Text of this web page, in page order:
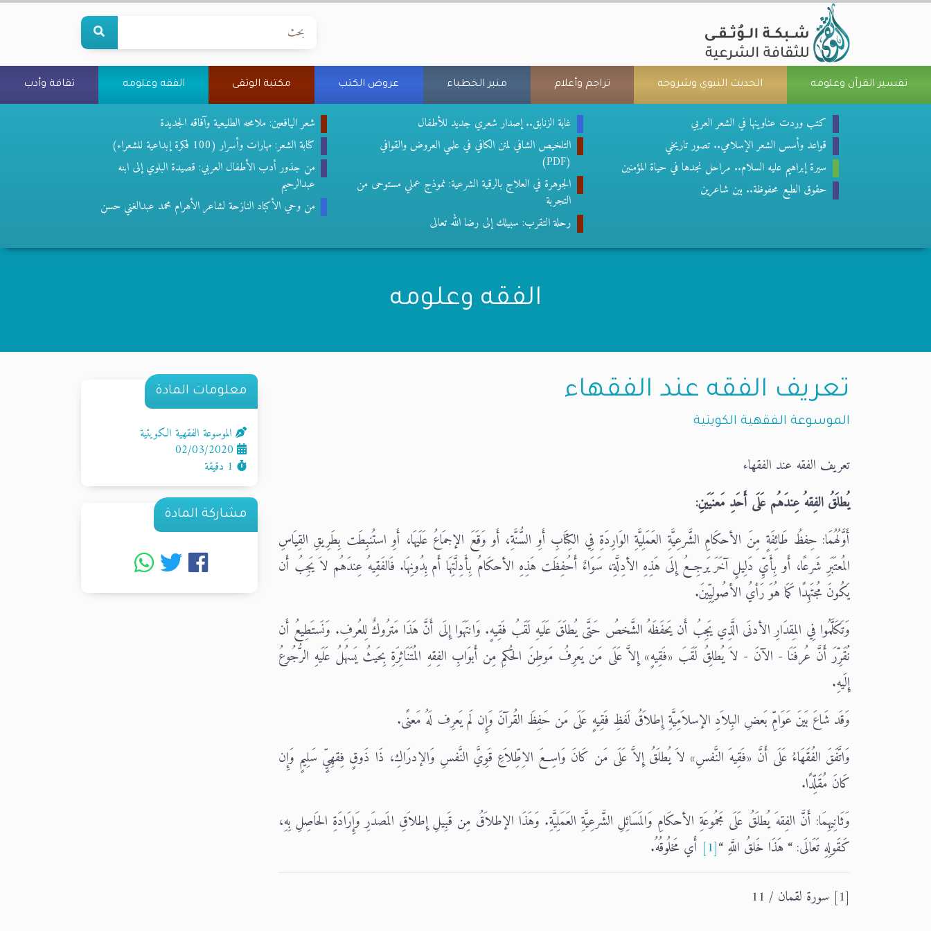
تفسير القرآن وعلومه الحديث النبوي وشروحه تراجم وأعلام منبر الخطباء عروض الكتب مكتبة الوثقى الفقه وعلومه ثقافة وأدب
كتب وردت عناوينها في الشعر العربي
قواعد وأسس الشعر الإسلامي.. تصور تاريخي
سيرة إبراهيم عليه السلام.. مراحل نجدها في حياة المؤمنين
حقوق الطبع محفوظة.. بين شاعرين
غابة الزنابق.. إصدار شعري جديد للأطفال
التلخيص الشافي لمتن الكافي في علمي العروض والقوافي
(PDF)
الجوهرة في العلاج بالرقية الشرعية: نموذج عملي مستوحى من
التجربة
رحلة التقرب: سبيلك إلى رضا الله تعالى
شعر اليافعين: ملامحه الطليعية وآفاقه الجديدة
كتابة الشعر: مهارات وأسرار (100 فكرة إبداعية للشعراء)
من جذور أدب الأطفال العربي: قصيدة البلوي إلى ابنه
عبدالرحيم
من وحي الأكباد النازحة لشاعر الأهرام محمد عبدالغني حسن
الفقه وعلومه
تعريف الفقه عند الفقهاء
الموسوعة الفقهية الكويتية
تعريف الفقه عند الفقهاء
يُطلَقُ الفِقهُ عِندَهُم عَلَى أَحَدِ مَعنَيَينِ:
أَوَّلُهُمَا: حِفظُ طَائِفَةٍ مِنَ الأحكَامِ الشَّرعِيَّةِ العَمَلِيَّةِ الوَارِدَةِ فِي الكِتَابِ أَوِ السُّنَّةِ، أَو وَقَعَ الإجمَاعُ عَلَيهَا، أَوِ استُنبِطَت بِطَرِيقِ القِيَاسِ
المُعتَبَرِ شَرعًا، أَو بِأَيِّ دَلِيلٍ آخَرَ يَرجِعُ إِلَى هَذِهِ الأدِلَّةِ، سَوَاءٌ أَحُفِظَت هَذِهِ الأحكَامُ بِأَدِلَّتِهَا أَم بِدُونِهَا. فَالفَقِيهُ عِندَهُم لاَ يَجِبُ أَن
يَكُونَ مُجتَهِدًا كَمَا هُوَ رَأيُ الأصُولِيِّينَ.
وَتَكَلَّمُوا فِي المِقدَارِ الأدنَى الَّذِي يَجِبُ أَن يَحفَظَهُ الشَّخصُ حَتَّى يُطلَقَ عَلَيهِ لَقَبُ فَقِيهٍ. وَانتَهَوا إِلَى أَنَّ هَذَا مَترُوكٌ لِلعُرفِ. وَنَستَطِيعُ أَن
نُقَرِّرَ أَنَّ عُرفَنَا - الآنَ - لاَ يُطلِقُ لَقَبَ «فَقِيهٍ» إِلاَّ عَلَى مَن يَعرِفُ مَوطِنَ الحُكمِ مِن أَبوَابِ الفِقهِ المُتَنَاثِرَةِ بِحَيثُ يَسهُلُ عَلَيهِ الرُّجُوعُ
إِلَيهِ.
وَقَد شَاعَ بَينَ عَوَامِّ بَعضِ البِلاَدِ الإسلاَمِيَّةِ إِطلاَقُ لَفظِ فَقِيهٍ عَلَى مَن حَفِظَ القُرآنَ وَإِن لَم يَعرِف لَهُ مَعنًى.
وَاتَّفَقَ الفُقَهَاءُ عَلَى أَنَّ «فَقِيهَ النَّفسِ» لاَ يُطلَقُ إِلاَّ عَلَى مَن كَانَ وَاسِعَ الاِطِّلاَعِ قَوِيَّ النَّفسِ وَالإدرَاكِ، ذَا ذَوقٍ فِقهِيٍّ سَلِيمٍ وَإِن
كَانَ مُقَلِّدًا.
وَثَانِيهِمَا: أَنَّ الفِقهَ يُطلَقُ عَلَى مَجمُوعَةِ الأحكَامِ وَالمَسَائِلِ الشَّرعِيَّةِ العَمَلِيَّةِ. وَهَذَا الإطلاَقُ مِن قَبِيلِ إِطلاَقِ المَصدَرِ وَإِرَادَةِ الحَاصِلِ بِهِ،
كَقَولِهِ تَعَالَى: “ هَذَا خَلقُ اللَّهِ “[1] أَي مَخلُوقُهُ.
[1] سورة لقمان / 11
معلومات المادة
الموسوعة الفقهية الكويتية
1 دقيقة
مشاركة المادة